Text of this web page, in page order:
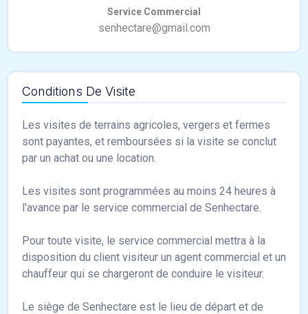
Conditions De Visite
Les visites de terrains agricoles, vergers et fermes
sont payantes, et remboursées si la visite se conclut
par un achat ou une location.
Les visites sont programmées au moins 24 heures à
l'avance par le service commercial de Senhectare.
Pour toute visite, le service commercial mettra à la
disposition du client visiteur un agent commercial et un
chauffeur qui se chargeront de conduire le visiteur.
Le siège de Senhectare est le lieu de départ et de